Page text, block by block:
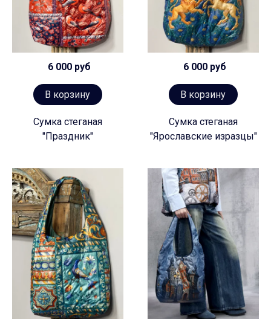
6 000 руб
В корзину
Сумка стеганая
"Праздник"
6 000 руб
В корзину
Сумка стеганая
"Ярославские изразцы"